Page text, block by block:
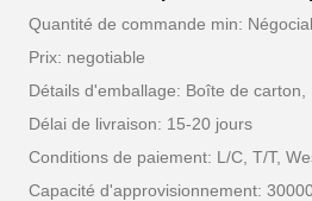
Quantité de commande min:
Prix: negotiable
Détails d'emballage: Boîte de carton,
Délai de livraison: 15-20 jours
Conditions de paiement: L/C, T/T,
Capacité d'approvisionnement: